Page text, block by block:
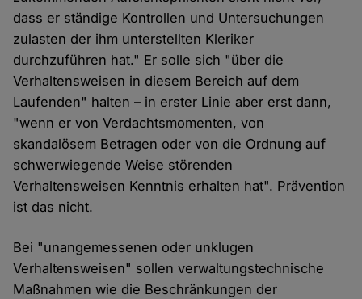
dass er ständige Kontrollen und Untersuchungen
zulasten der ihm unterstellten Kleriker
durchzuführen hat." Er solle sich "über die
Verhaltensweisen in diesem Bereich auf dem
Laufenden" halten – in erster Linie aber erst dann,
"wenn er von Verdachtsmomenten, von
skandalösem Betragen oder von die Ordnung auf
schwerwiegende Weise störenden
Verhaltensweisen Kenntnis erhalten hat". Prävention
ist das nicht.
Bei "unangemessenen oder unklugen
Verhaltensweisen" sollen verwaltungstechnische
Maßnahmen wie die Beschränkungen der